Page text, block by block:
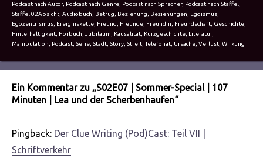
Podcast nach Autor, Podcast nach Genre, Podcast nach Sprecher, Podcast nach Staffel,
Staffel 02Schlagwörter
Absicht, Audiobuch, Betrug, Beziehung, Beziehungen, Egoismus,
Egozentrismus, Ereigniskette, Freund, Freunde, Freundin, Freundschaft, Geschichte,
Hinterhältigkeit, Hörbuch, Jubiläum, Kausalität, Kurzgeschichte, Literatur,
Manipulation, Podcast, Serie, Stadt, Story, Streit,Telefonat, Ursache, Verlust, Wirkung
Ein Kommentar zu „S02E07 | Sommer-Special | 107
Minuten | Lea und der Scherbenhaufen“
Pingback: Der Clue Writing (Pod)Cast: Teil VII |
Schriftverkehr